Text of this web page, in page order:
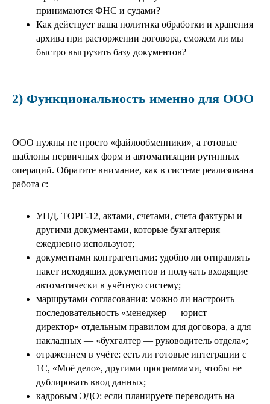
принимаются ФНС и судами?
Как действует ваша политика обработки и хранения
архива при расторжении договора, сможем ли мы
быстро выгрузить базу документов?
2) Функциональность именно для ООО
ООО нужны не просто «файлообменники», а готовые
шаблоны первичных форм и автоматизации рутинных
операций. Обратите внимание, как в системе реализована
работа с:
УПД, ТОРГ‑12, актами, счетами, счета фактуры и
другими документами, которые бухгалтерия
ежедневно используют;
документами контрагентами: удобно ли отправлять
пакет исходящих документов и получать входящие
автоматически в учётную систему;
маршрутами согласования: можно ли настроить
последовательность «менеджер — юрист —
директор» отдельным правилом для договора, а для
накладных — «бухгалтер — руководитель отдела»;
отражением в учёте: есть ли готовые интеграции с
1С, «Моё дело», другими программами, чтобы не
дублировать ввод данных;
кадровым ЭДО: если планируете переводить на